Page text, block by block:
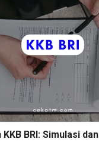
BRI: Simulasi